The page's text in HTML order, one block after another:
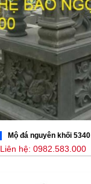
Mộ đá nguyên khối 5340
Liên hệ: 0982.583.000